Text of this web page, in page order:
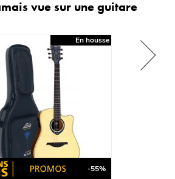
vue sur une guitare
En housse
-55%